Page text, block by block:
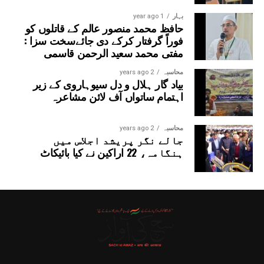
بہار 1 year ago
حافظ محمد منصور عالم کے قاتلوں کو
فوراً گرفتار کرکے دی جائےسخت سزا :
مفتی محمد سعید الرحمن قاسمی
محاسبہ 2 years ago
بیاد گار ہلال و دل سیوہاروی کے زیر
اہتمام ساتواں آف لائن مشاعرہ
محاسبہ 2 years ago
جالے نگر پریشد اجلاس میں
ہنگامہ، 22 اراکین نے کیا بائیکاٹ